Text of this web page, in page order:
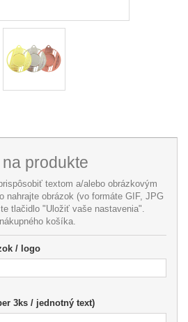
produkte
textom a/alebo obrázkovým
nahrajte obrázok (vo formáte GIF, JPG
tlačidlo "Uložiť vaše nastavenia".
košíka.
/ logo
3ks / jednotný text)